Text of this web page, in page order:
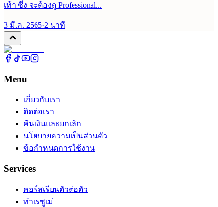
เท้า ซึ่ง จะต้องดู Professional...
3 มี.ค. 2565·2 นาที
Menu
เกี่ยวกับเรา
ติดต่อเรา
คืนเงินและยกเลิก
นโยบายความเป็นส่วนตัว
ข้อกำหนดการใช้งาน
Services
คอร์สเรียนตัวต่อตัว
ทำเรซูเม่